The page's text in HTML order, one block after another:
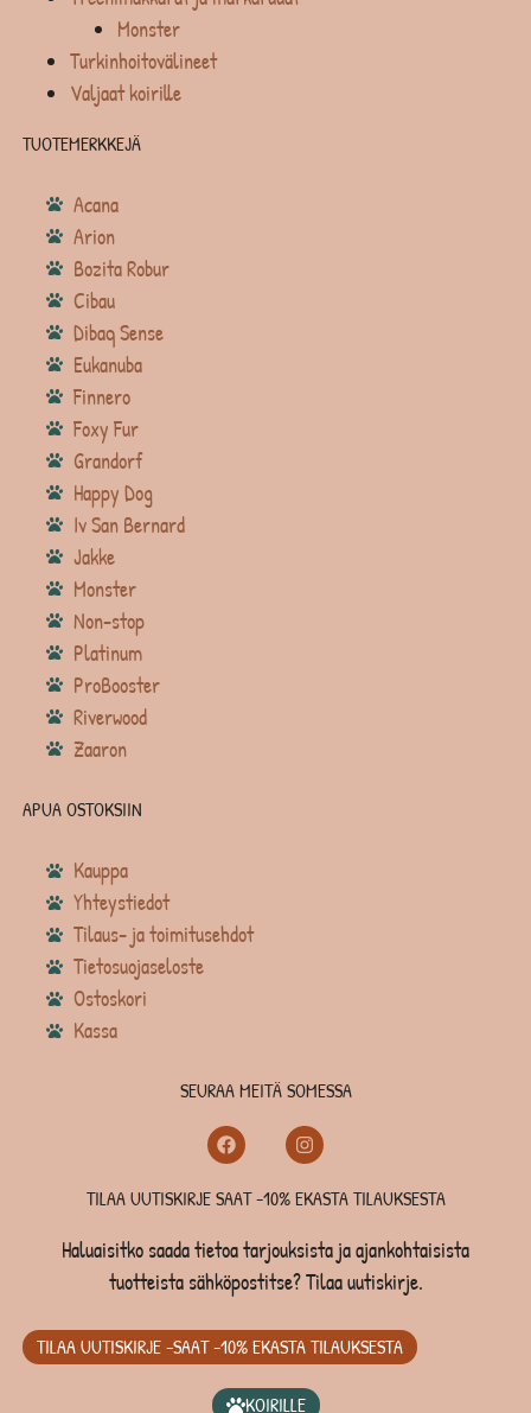
Monster
Turkinhoitovälineet
Valjaat koirille
TUOTEMERKKEJÄ
Acana
Arion
Bozita Robur
Cibau
Dibaq Sense
Eukanuba
Finnero
Foxy Fur
Grandorf
Happy Dog
Iv San Bernard
Jakke
Monster
Non-stop
Platinum
ProBooster
Riverwood
Zaaron
APUA OSTOKSIIN
Kauppa
Yhteystiedot
Tilaus- ja toimitusehdot
Tietosuojaseloste
Ostoskori
Kassa
SEURAA MEITÄ SOMESSA
TILAA UUTISKIRJE SAAT -10% EKASTA TILAUKSESTA
Haluaisitko saada tietoa tarjouksista ja ajankohtaisista
tuotteista sähköpostitse? Tilaa uutiskirje.
TILAA UUTISKIRJE -SAAT -10% EKASTA TILAUKSESTA
KOIRILLE